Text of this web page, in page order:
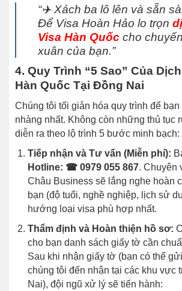
“✈️ Xách ba lô lên và sẵn
Để Visa Hoàn Hảo lo trọn
Visa Hàn Quốc cho
xuân của bạn.”
4. Quy Trình “5 Sao” Của
Hàn Quốc Tại Đồng Nai
Chúng tôi tối giản hóa quy trình để
nhàng nhất. Không còn những thủ tục
diễn ra theo lộ trình 5 bước minh bạch:
Tiếp nhận và Tư vấn (Miễn phí):
Hotline: ☎ 0979 055 867. Chuyên
Châu Business sẽ lắng nghe hoàn
bạn (độ tuổi, nghề nghiệp, lịch sử
hướng loại visa phù hợp nhất.
Thẩm định và Hoàn thiện hồ sơ:
cho bạn danh sách giấy tờ cần
Sau khi nhận giấy tờ (bạn có thể
chúng tôi đến nhận tại các khu vực
Nai), đội ngũ xử lý sẽ tiến hành: